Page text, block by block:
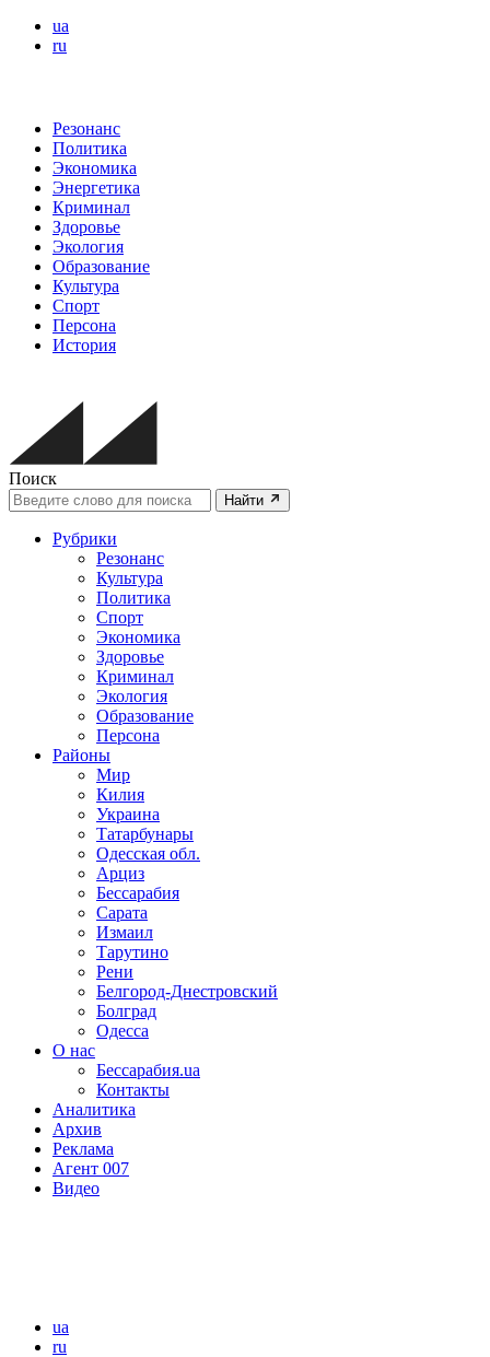
ua
ru
Резонанс
Политика
Экономика
Энергетика
Криминал
Здоровье
Экология
Образование
Культура
Спорт
Персона
История
Поиск
Найти
Рубрики
Резонанс
Культура
Политика
Спорт
Экономика
Здоровье
Криминал
Экология
Образование
Персона
Районы
Мир
Килия
Украина
Татарбунары
Одесская обл.
Арциз
Бессарабия
Сарата
Измаил
Тарутино
Рени
Белгород-Днестровский
Болград
Одесса
О нас
Бессарабия.ua
Контакты
Аналитика
Архив
Реклама
Агент 007
Видео
ua
ru